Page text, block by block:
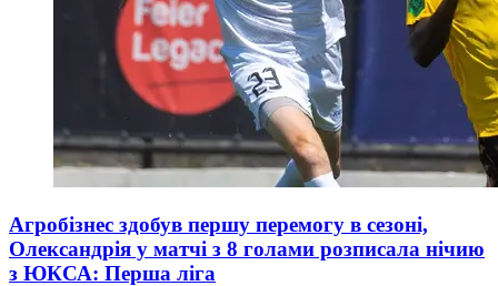
Агробізнес здобув першу перемогу в сезоні,
Олександрія у матчі з 8 голами розписала нічию
з ЮКСА: Перша ліга